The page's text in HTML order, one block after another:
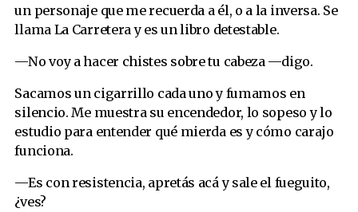
un personaje que me recuerda a él, o a la inversa. Se
llama La Carretera y es un libro detestable.
—No voy a hacer chistes sobre tu cabeza —digo.
Sacamos un cigarrillo cada uno y fumamos en
silencio. Me muestra su encendedor, lo sopeso y lo
estudio para entender qué mierda es y cómo carajo
funciona.
—Es con resistencia, apretás acá y sale el fueguito,
¿ves?